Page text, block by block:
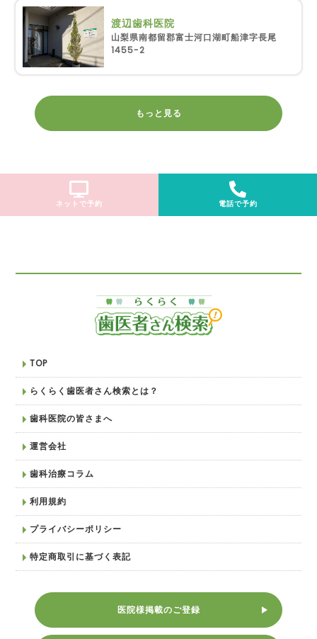
渡辺歯科医院
山梨県南都留郡富士河口湖町船津字長尾
1455-2
もっと見る
ネットで予約 電話で予約
TOP
らくらく歯医者さん検索とは？
歯科医院の皆さまへ
運営会社
歯科治療コラム
利用規約
プライバシーポリシー
特定商取引に基づく表記
医院様掲載のご登録